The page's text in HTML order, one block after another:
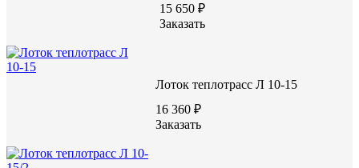
15 650 ₽
Заказать
Лоток теплотрасс Л 10-15
16 360 ₽
Заказать